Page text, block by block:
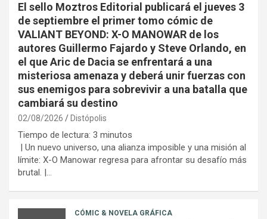
El sello Moztros Editorial publicará el jueves 3
de septiembre el primer tomo cómic de
VALIANT BEYOND: X-O MANOWAR de los
autores Guillermo Fajardo y Steve Orlando, en
el que Aric de Dacia se enfrentará a una
misteriosa amenaza y deberá unir fuerzas con
sus enemigos para sobrevivir a una batalla que
cambiará su destino
02/08/2026 Distópolis
Tiempo de lectura: 3 minutos
| Un nuevo universo, una alianza imposible y una misión al
límite: X-O Manowar regresa para afrontar su desafío más
brutal. |…
CÓMIC & NOVELA GRÁFICA